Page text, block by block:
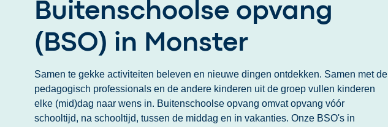
Buitenschoolse opvang
(BSO) in Monster
Samen te gekke activiteiten beleven en nieuwe dingen ontdekken. Samen met de
pedagogisch professionals en de andere kinderen uit de groep vullen kinderen
elke (mid)dag naar wens in. Buitenschoolse opvang omvat opvang vóór
schooltijd, na schooltijd, tussen de middag en in vakanties. Onze BSO's in